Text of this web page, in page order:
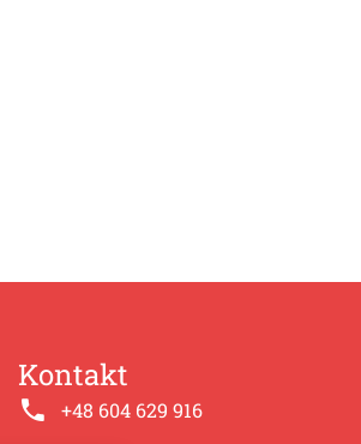
Kontakt
+48 604 629 916